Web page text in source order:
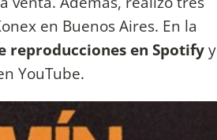
en Buenos Aires. En la
reproducciones en Spotifyy
YouTube.